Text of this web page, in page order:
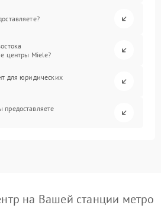
центры Miele?
для юридических
на Вашей станции метро